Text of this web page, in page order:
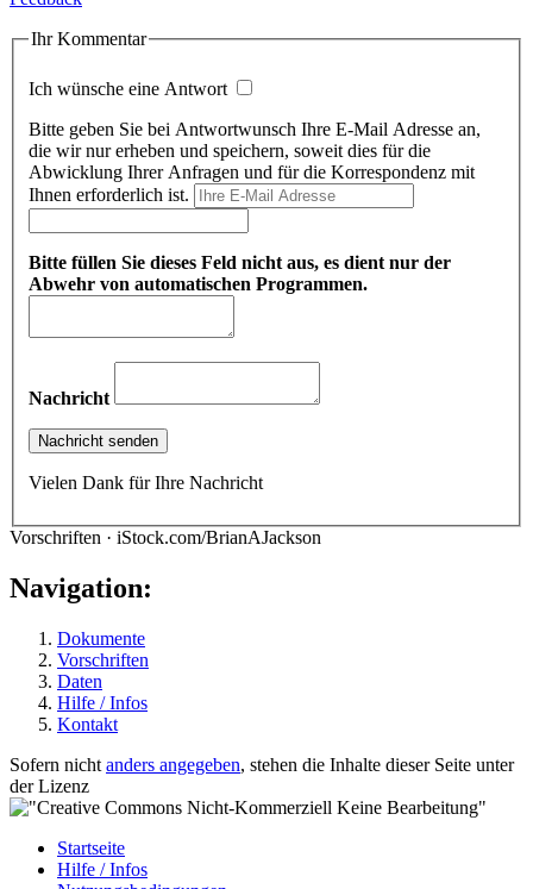
Ihr Kommentar
Ich wünsche eine Antwort
Bitte geben Sie bei Antwortwunsch Ihre E-Mail Adresse an,
die wir nur erheben und speichern, soweit dies für die
Abwicklung Ihrer Anfragen und für die Korrespondenz mit
Ihnen erforderlich ist.
Bitte füllen Sie dieses Feld nicht aus, es dient nur der
Abwehr von automatischen Programmen.
Nachricht
Vielen Dank für Ihre Nachricht
Vorschriften · iStock.com/BrianAJackson
Navigation:
Dokumente
Vorschriften
Daten
Hilfe / Infos
Kontakt
Sofern nicht anders angegeben, stehen die Inhalte dieser Seite unter
der Lizenz
Startseite
Hilfe / Infos